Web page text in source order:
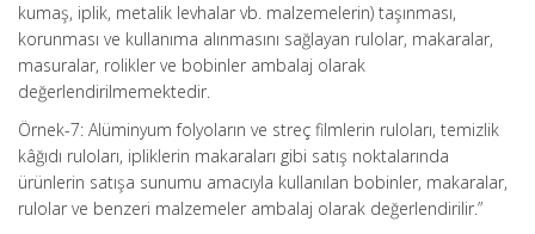
kumaş, iplik, metalik levhalar vb. malzemelerin) taşınması,
korunması ve kullanıma alınmasını sağlayan rulolar, makaralar,
masuralar, rolikler ve bobinler ambalaj olarak
değerlendirilmemektedir.
Örnek-7: Alüminyum folyoların ve streç filmlerin ruloları, temizlik
kâğıdı ruloları, ipliklerin makaraları gibi satış noktalarında
ürünlerin satışa sunumu amacıyla kullanılan bobinler, makaralar,
rulolar ve benzeri malzemeler ambalaj olarak değerlendirilir.”